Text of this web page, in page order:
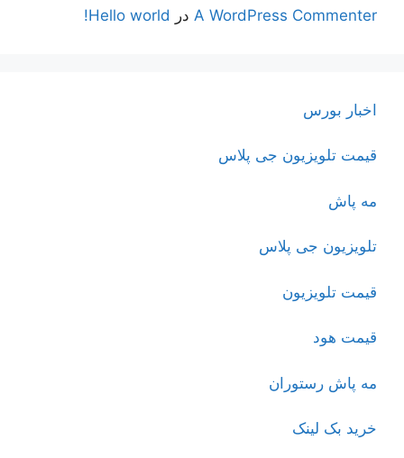
A WordPress Commenter در Hello world!
اخبار بورس
قیمت تلویزیون جی پلاس
مه پاش
تلویزیون جی پلاس
قیمت تلویزیون
قیمت هود
مه پاش رستوران
خرید بک لینک